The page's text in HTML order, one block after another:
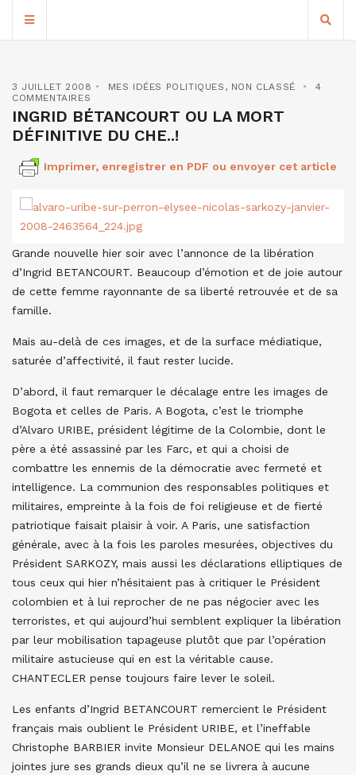
3 JUILLET 2008 MES IDÉES POLITIQUES , NON CLASSÉ
4
COMMENTAIRES
INGRID BÉTANCOURT OU LA MORT
DÉFINITIVE DU CHE..!
Imprimer, enregistrer en PDF ou envoyer cet article
Grande nouvelle hier soir avec l’annonce de la libération
d’Ingrid BETANCOURT. Beaucoup d’émotion et de joie autour
de cette femme rayonnante de sa liberté retrouvée et de sa
famille.
Mais au-delà de ces images, et de la surface médiatique,
saturée d’affectivité, il faut rester lucide.
D’abord, il faut remarquer le décalage entre les images de
Bogota et celles de Paris. A Bogota, c’est le triomphe
d’Alvaro URIBE, président légitime de la Colombie, dont le
père a été assassiné par les Farc, et qui a choisi de
combattre les ennemis de la démocratie avec fermeté et
intelligence. La communion des responsables politiques et
militaires, empreinte à la fois de foi religieuse et de fierté
patriotique faisait plaisir à voir. A Paris, une satisfaction
générale, avec à la fois les paroles mesurées, objectives du
Président SARKOZY, mais aussi les déclarations elliptiques de
tous ceux qui hier n’hésitaient pas à critiquer le Président
colombien et à lui reprocher de ne pas négocier avec les
terroristes, et qui aujourd’hui semblent expliquer la libération
par leur mobilisation tapageuse plutôt que par l’opération
militaire astucieuse qui en est la véritable cause.
CHANTECLER pense toujours faire lever le soleil.
Les enfants d’Ingrid BETANCOURT remercient le Président
français mais oublient le Président URIBE, et l’ineffable
Christophe BARBIER invite Monsieur DELANOE qui les mains
jointes jure ses grands dieux qu’il ne se livrera à aucune